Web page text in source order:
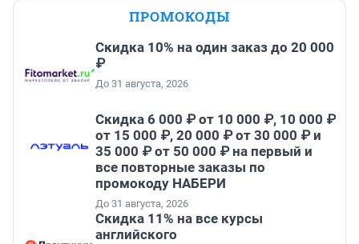
ПРОМОКОДЫ
Скидка 10% на один заказ до 20 000
₽
До 31 августа, 2026
Скидка 6 000 ₽ от 10 000 ₽, 10 000 ₽
от 15 000 ₽, 20 000 ₽ от 30 000 ₽ и
35 000 ₽ от 50 000 ₽ на первый и
все повторные заказы по
промокоду НАБЕРИ
До 31 августа, 2026
Скидка 11% на все курсы
английского